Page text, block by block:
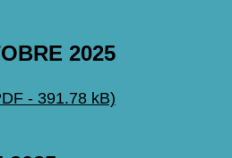
2025
- 391.78 kB)